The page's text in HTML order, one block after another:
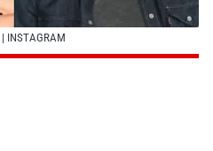
| INSTAGRAM